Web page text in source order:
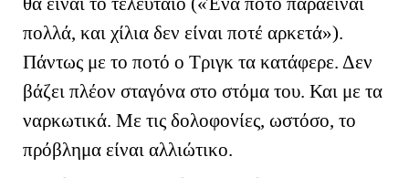
πολλά, και χίλια δεν είναι ποτέ αρκετά»).
Πάντως με το ποτό ο Τριγκ τα κατάφερε. Δεν
βάζει πλέον σταγόνα στο στόμα του. Και με τα
ναρκωτικά. Με τις δολοφονίες, ωστόσο, το
πρόβλημα είναι αλλιώτικο.